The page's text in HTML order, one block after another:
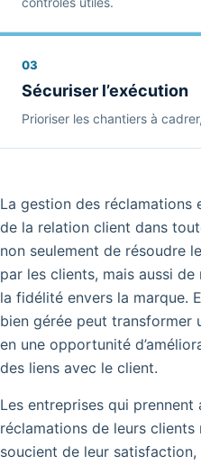
03
Sécuriser l’exécution
Prioriser les chantiers à
La gestion des réclamations
de la relation client dans
non seulement de résoudre
par les clients, mais aussi
la fidélité envers la marque.
bien gérée peut transformer
en une opportunité
des liens avec le client.
Les entreprises qui prennent
réclamations de leurs clients
soucient de leur